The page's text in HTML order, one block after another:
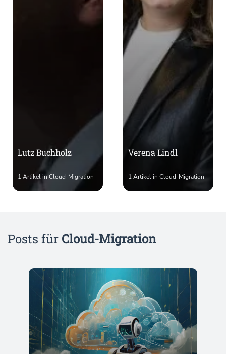
Lutz Buchholz
1 Artikel in Cloud-Migration
Verena Lindl
1 Artikel in Cloud-Migration
Posts für Cloud-Migration